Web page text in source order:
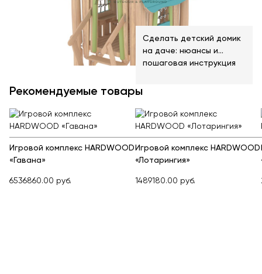
Сделать детский домик
на даче: нюансы и
пошаговая инструкция
Рекомендуемые товары
Игровой комплекс HARDWOOD
«Гавана»
6536860.00 руб.
Игровой комплекс HARDWOOD
«Лотарингия»
1489180.00 руб.